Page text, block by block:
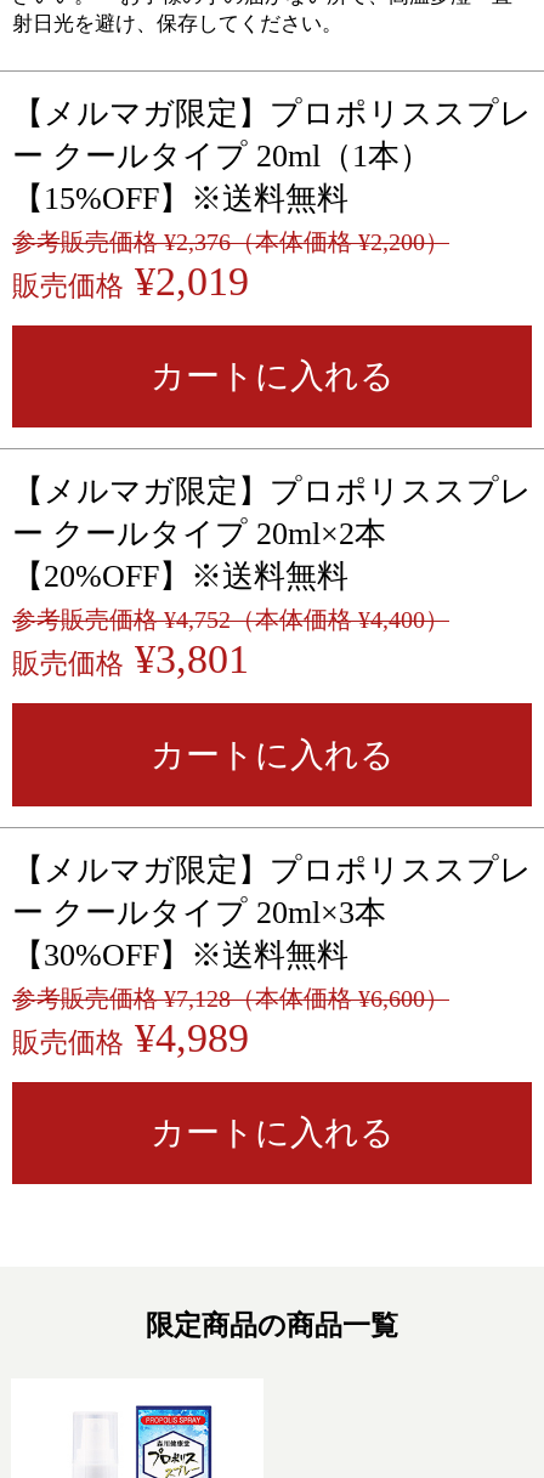
射日光を避け、保存してください。
【メルマガ限定】プロポリススプレ
ー クールタイプ 20ml（1本）
【15%OFF】※送料無料
参考販売価格 ¥2,376（本体価格 ¥2,200）
販売価格 ¥2,019
カートに入れる
【メルマガ限定】プロポリススプレ
ー クールタイプ 20ml×2本
【20%OFF】※送料無料
参考販売価格 ¥4,752（本体価格 ¥4,400）
販売価格 ¥3,801
カートに入れる
【メルマガ限定】プロポリススプレ
ー クールタイプ 20ml×3本
【30%OFF】※送料無料
参考販売価格 ¥7,128（本体価格 ¥6,600）
販売価格 ¥4,989
カートに入れる
限定商品の商品一覧